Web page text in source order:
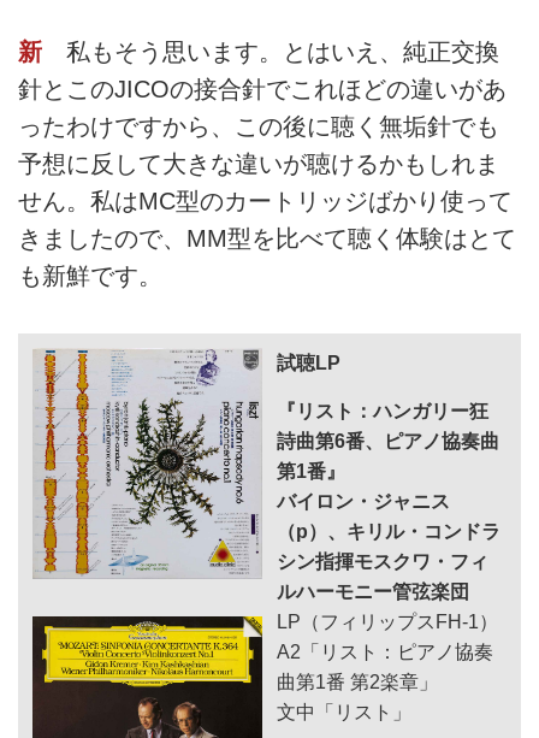
新 私もそう思います。とはいえ、純正交換
針とこのJICOの接合針でこれほどの違いがあ
ったわけですから、この後に聴く無垢針でも
予想に反して大きな違いが聴けるかもしれま
せん。私はMC型のカートリッジばかり使って
きましたので、MM型を比べて聴く体験はとて
も新鮮です。
試聴LP
『リスト：ハンガリー狂
詩曲第6番、ピアノ協奏曲
第1番』
バイロン・ジャニス
（p）、キリル・コンドラ
シン指揮モスクワ・フィ
ルハーモニー管弦楽団
LP（フィリップスFH-1）
A2「リスト：ピアノ協奏
曲第1番 第2楽章」
文中「リスト」